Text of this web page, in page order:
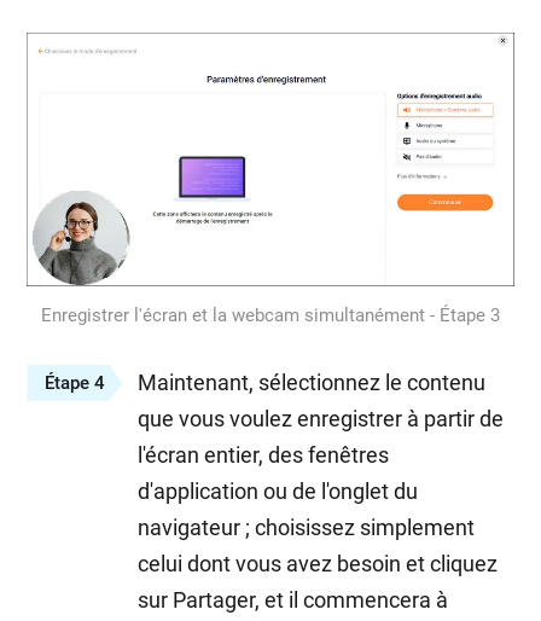
Enregistrer l'écran et la webcam simultanément - Étape 3
Étape 4
Maintenant, sélectionnez le contenu
que vous voulez enregistrer à partir de
l'écran entier, des fenêtres
d'application ou de l'onglet du
navigateur ; choisissez simplement
celui dont vous avez besoin et cliquez
sur Partager, et il commencera à